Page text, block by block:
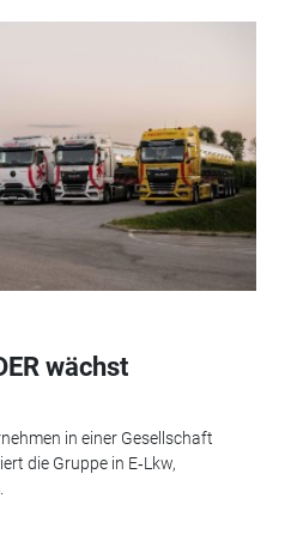
wächst
in einer Gesellschaft
die Gruppe in E‑Lkw,